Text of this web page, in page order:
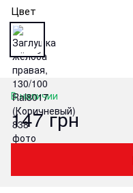
Цвет
В наличии
147 грн